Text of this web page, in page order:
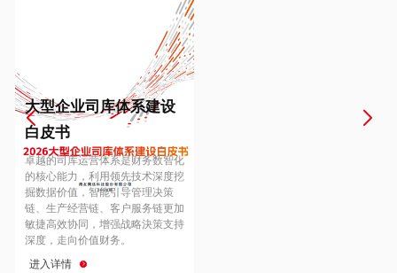
Europe
Hungary
Hong Kong
大型企业司库体系建设
白皮书
卓越的司库运营体系是财务数智化
的核心能力，利用领先技术深度挖
掘数据价值，智能引导管理决策
链、生产经营链、客户服务链更加
敏捷高效协同，增强战略決策支持
深度，走向价值财务。
进入详情